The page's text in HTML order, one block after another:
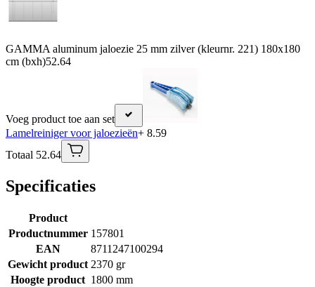
GAMMA aluminum jaloezie 25 mm zilver (kleurnr. 221) 180x180
cm (bxh)52.64
Voeg product toe aan set
Lamelreiniger voor jaloezieën+ 8.59
Totaal 52.64
Specificaties
Product
Productnummer 157801
EAN
8711247100294
Gewicht product 2370 gr
Hoogte product 1800 mm